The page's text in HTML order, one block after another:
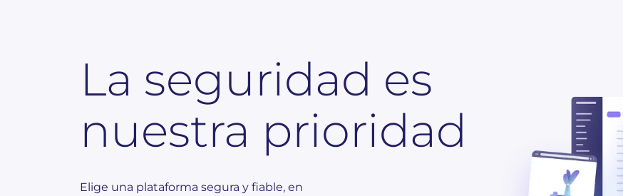
La seguridad es
nuestra prioridad
Elige una plataforma segura y fiable, en